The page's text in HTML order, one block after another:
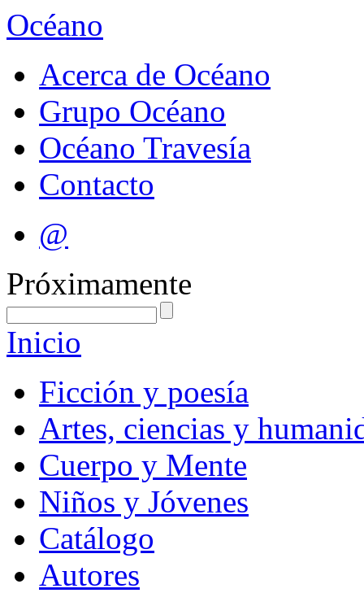
Océano
Acerca de Océano
Grupo Océano
Océano Travesía
Contacto
@
Próximamente
Inicio
Ficción y poesía
Artes, ciencias y
Cuerpo y Mente
Niños y Jóvenes
Catálogo
Autores